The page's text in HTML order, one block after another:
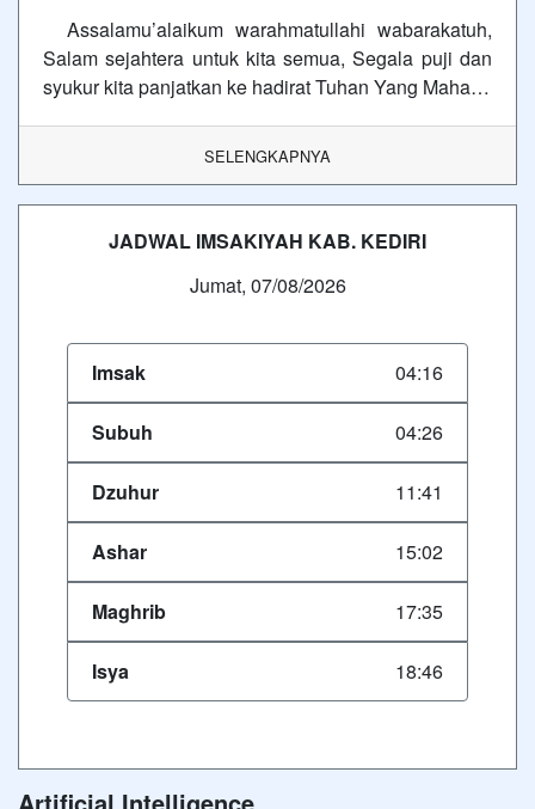
Assalamu’alaikum warahmatullahi wabarakatuh,
Salam sejahtera untuk kita semua, Segala puji dan
syukur kita panjatkan ke hadirat Tuhan Yang Maha…
SELENGKAPNYA
JADWAL IMSAKIYAH KAB. KEDIRI
Jumat, 07/08/2026
Imsak 04:16
Subuh 04:26
Dzuhur 11:41
Ashar 15:02
Maghrib 17:35
Isya 18:46